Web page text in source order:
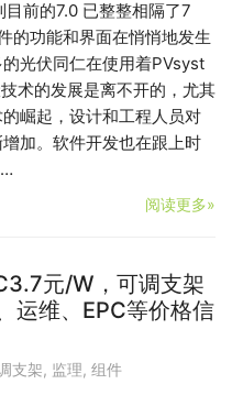
前的7.0 已整整相隔了7
的功能和界面在悄悄地发生
光伏同仁在使用着PVsyst
的发展是离不开的，尤其
崛起，设计和工程人员对
加。软件开发也在跟上时
阅读更多»
元/W，可调支架
运维、EPC等价格信
支架, 监理, 组件